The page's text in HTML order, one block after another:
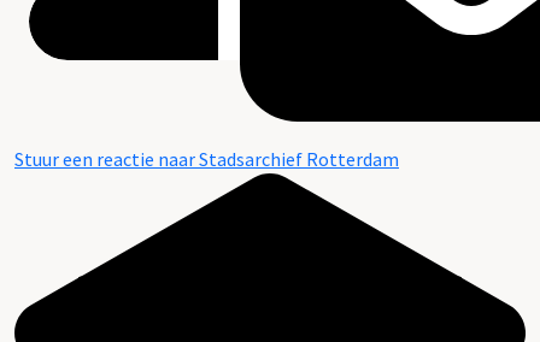
Stuur een reactie naar Stadsarchief Rotterdam